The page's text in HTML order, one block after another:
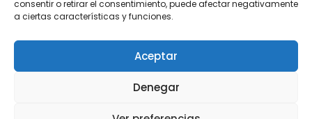
consentir o retirar el consentimiento, puede afectar negativamente
a ciertas características y funciones.
Aceptar
Denegar
ALICANTE
CONTACTO
@FundaciónLucentum página oficial